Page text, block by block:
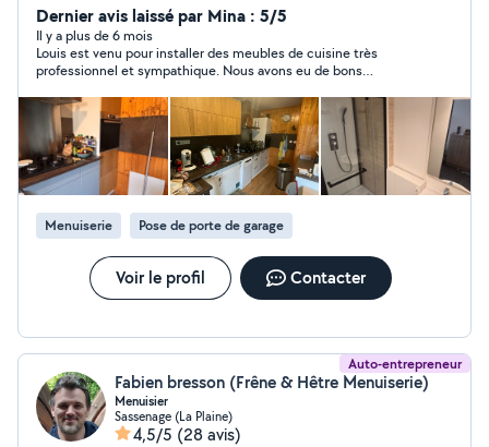
complètes de rénovation et d'aménagement intérieur à
Grenoble et environs : Rénovation complète : De la
conception de plans jusqu'à la réalisation clé en main
Placoplatre, peinture, enduit, rebouchage
professionnels Respect des normes et finitions soignées
Aménagement sur-mesure : Conception et pose de
cuisines équipées Dressings, bibliothèques, étagères
personnalisées Revêtements de sols : Pose de parquet
flottant avec finition durable Plinthes et seuils Services
administratifs : Plans d'architecture Déclarations
préalables de travaux Permis de construire Mes
engagements : Rapidité d'exécution, travaux minutieux,
respect des délais et prix compétitifs. Devis gratuit et
personnalisé N'hésitez pas à consulter mes avis clients
Dernier avis laissé par Mina : 5/5
Il y a plus de 6 mois
Louis est venu pour installer des meubles de cuisine très
professionnel et sympathique. Nous avons eu de bons
fait attention aux détails comme les réglages des charnières.
Menuiserie Pose de porte de garage
Voir le profil Contacter
Auto-entrepreneur
Fabien bresson (Frêne & Hêtre Menuiserie)
Menuisier
Sassenage (La Plaine)
4,5/5 (28 avis)